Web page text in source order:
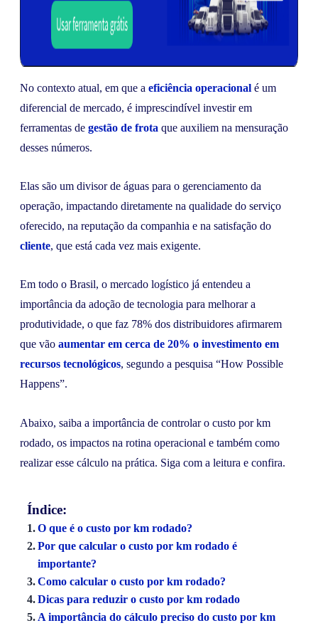
No contexto atual, em que a eficiência operacional é um
diferencial de mercado, é imprescindível investir em
ferramentas de gestão de frota que auxiliem na mensuração
desses números.
Elas são um divisor de águas para o gerenciamento da
operação, impactando diretamente na qualidade do serviço
oferecido, na reputação da companhia e na satisfação do
cliente, que está cada vez mais exigente.
Em todo o Brasil, o mercado logístico já entendeu a
importância da adoção de tecnologia para melhorar a
produtividade, o que faz 78% dos distribuidores afirmarem
que vão aumentar em cerca de 20% o investimento em
recursos tecnológicos, segundo a pesquisa “How Possible
Happens”.
Abaixo, saiba a importância de controlar o custo por km
rodado, os impactos na rotina operacional e também como
realizar esse cálculo na prática. Siga com a leitura e confira.
Índice:
O que é o custo por km rodado?
Por que calcular o custo por km rodado é
importante?
Como calcular o custo por km rodado?
Dicas para reduzir o custo por km rodado
A importância do cálculo preciso do custo por km